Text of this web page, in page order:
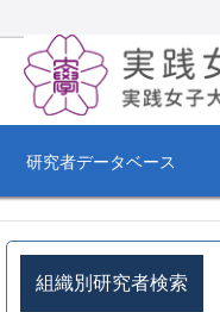
研究者データベース
組織別研究者検索